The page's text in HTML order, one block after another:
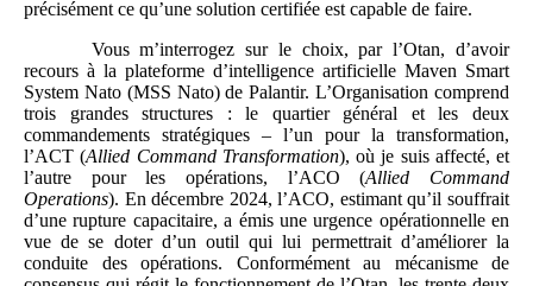
précisément ce qu’une solution certifiée est capable de faire.
Vous m’interrogez sur le choix, par l’Otan, d’avoir
recours à la plateforme d’intelligence artificielle Maven Smart
System Nato (MSS Nato) de Palantir. L’Organisation comprend
trois grandes structures : le quartier général et les deux
commandements stratégiques – l’un pour la transformation,
l’ACT (Allied Command Transformation), où je suis affecté, et
l’autre pour les opérations, l’ACO (Allied Command
Operations). En décembre 2024, l’ACO, estimant qu’il souffrait
d’une rupture capacitaire, a émis une urgence opérationnelle en
vue de se doter d’un outil qui lui permettrait d’améliorer la
conduite des opérations. Conformément au mécanisme de